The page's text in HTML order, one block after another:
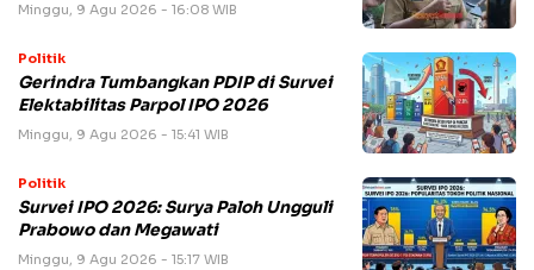
Minggu, 9 Agu 2026 - 16:08 WIB
Politik
Gerindra Tumbangkan PDIP di Survei
Elektabilitas Parpol IPO 2026
Minggu, 9 Agu 2026 - 15:41 WIB
Politik
Survei IPO 2026: Surya Paloh Ungguli
Prabowo dan Megawati
Minggu, 9 Agu 2026 - 15:17 WIB